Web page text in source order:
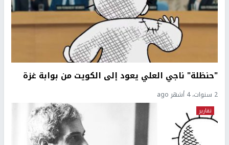
"حنظلة" ناجي العلي يعود إلى الكويت من بوابة غزة
2 سنوات، 4 أشهر ago
تقارير